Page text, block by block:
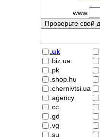
www.
.uk
.biz.ua
.pk
.shop.hu
.chernivtsi.ua
.agency
.cc
.gd
.vg
.su